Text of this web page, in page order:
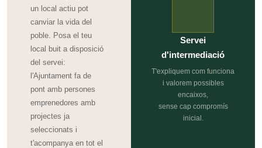
un local actiu pot
canviar la vida del
poble. Posa el teu
local buit a disposició
del servei:
l'Ajuntament fa de
pont amb persones
emprenedores amb
projectes ja
seleccionats i
t'acompanya en tot el
Servei
d'intermediació
T'expliquem com funciona
i valorem possibles
encaixos,
sense cap compromís
inicial.